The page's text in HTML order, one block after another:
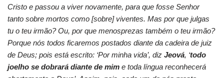
Cristo e passou a viver novamente, para que fosse Senhor
tanto sobre mortos como [sobre] viventes. Mas por que julgas
tu o teu irmão? Ou, por que menosprezas também o teu irmão?
Porque nós todos ficaremos postados diante da cadeira de juiz
de Deus; pois está escrito: ‘Por minha vida’, diz Jeová, ‘todo
joelho se dobrará diante de mim e toda língua reconhecerá